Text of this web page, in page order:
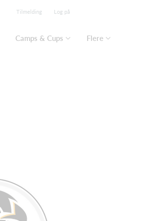
Tilmelding Log på
Camps & Cups Flere